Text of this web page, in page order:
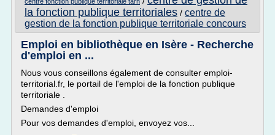
la fonction publique territoriales / centre de
gestion de la fonction publique territoriale concours
Emploi en bibliothèque en Isère - Recherche
d'emploi en ...
Nous vous conseillons également de consulter emploi-
territorial.fr, le portail de l'emploi de la fonction publique
territoriale .
Demandes d'emploi
Pour vos demandes d'emploi, envoyez vos...